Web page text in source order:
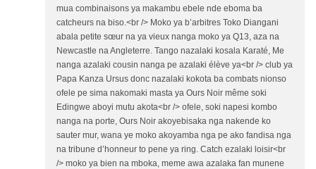
mua combinaisons ya makambu ebele nde eboma ba
catcheurs na biso.<br /> Moko ya b’arbitres Toko Diangani
abala petite sœur na ya vieux nanga moko ya Q13, aza na
Newcastle na Angleterre. Tango nazalaki kosala Karaté, Me
nanga azalaki cousin nanga pe azalaki élève ya<br /> club ya
Papa Kanza Ursus donc nazalaki kokota ba combats nionso
ofele pe sima nakomaki masta ya Ours Noir même soki
Edingwe aboyi mutu akota<br /> ofele, soki napesi kombo
nanga na porte, Ours Noir akoyebisaka nga nakende ko
sauter mur, wana ye moko akoyamba nga pe ako fandisa nga
na tribune d’honneur to pene ya ring. Catch ezalaki loisir<br
/> moko ya bien na mboka, meme awa azalaka fan munene